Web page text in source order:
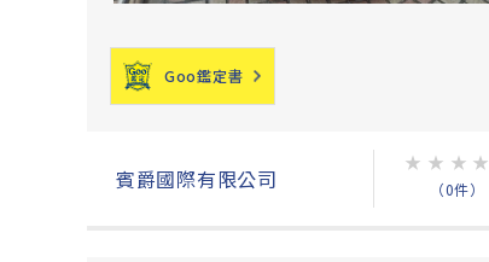
Goo鑑定書
賓爵國際有限公司
★ ★ ★ ★
（0件）